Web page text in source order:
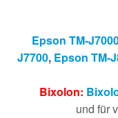
Epson TM-
J7700, Epson TM-
Bixolon:
und für